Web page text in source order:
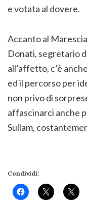
e votata al dovere.
Accanto al
Donati, segretario
all’affetto, c’è
ed il percorso per
non privo di
affascinarci anche
Sullam,
Condividi: